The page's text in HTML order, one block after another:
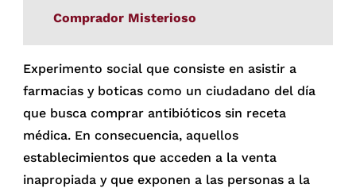
Comprador Misterioso
Experimento social que consiste en asistir a
farmacias y boticas como un ciudadano del día
que busca comprar antibióticos sin receta
médica. En consecuencia, aquellos
establecimientos que acceden a la venta
inapropiada y que exponen a las personas a la